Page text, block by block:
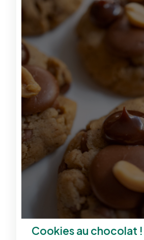
Cookies au chocolat !